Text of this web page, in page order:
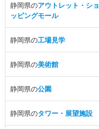
静岡県のアウトレット・ショ
ッピングモール
静岡県の工場見学
静岡県の美術館
静岡県の公園
静岡県のタワー・展望施設